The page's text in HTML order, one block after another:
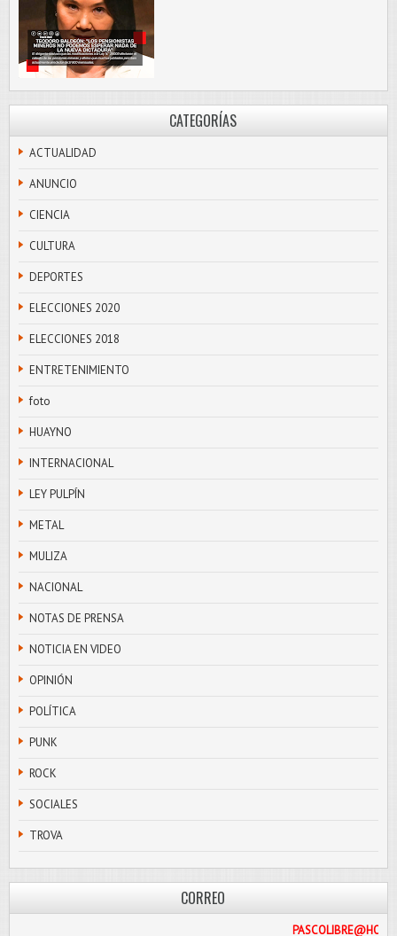
CATEGORÍAS
ACTUALIDAD
ANUNCIO
CIENCIA
CULTURA
DEPORTES
ELECCIONES 2020
ELECCIONES 2018
ENTRETENIMIENTO
foto
HUAYNO
INTERNACIONAL
LEY PULPÍN
METAL
MULIZA
NACIONAL
NOTAS DE PRENSA
NOTICIA EN VIDEO
OPINIÓN
POLÍTICA
PUNK
ROCK
SOCIALES
TROVA
CORREO